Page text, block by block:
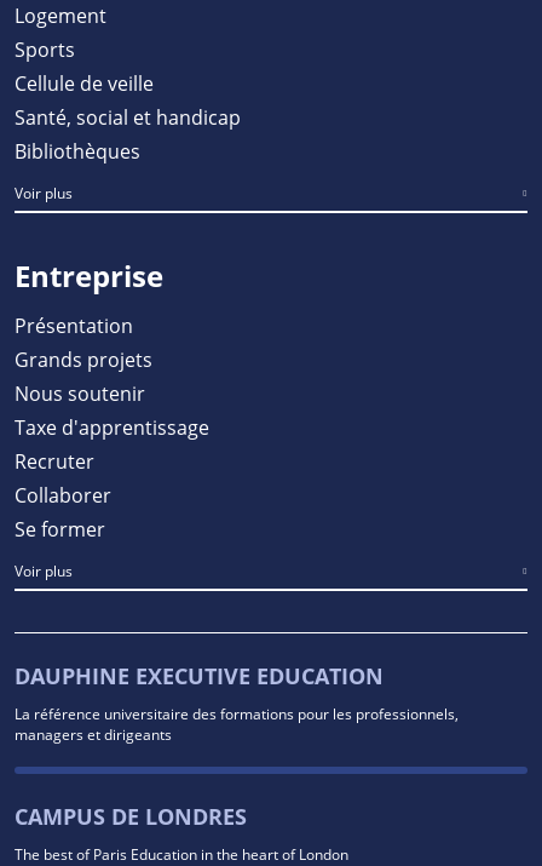
Logement
Sports
Cellule de veille
Santé, social et handicap
Bibliothèques
Voir plus
Entreprise
Présentation
Grands projets
Nous soutenir
Taxe d'apprentissage
Recruter
Collaborer
Se former
Voir plus
DAUPHINE EXECUTIVE EDUCATION
La référence universitaire des formations pour les professionnels,
managers et dirigeants
CAMPUS DE LONDRES
The best of Paris Education in the heart of London